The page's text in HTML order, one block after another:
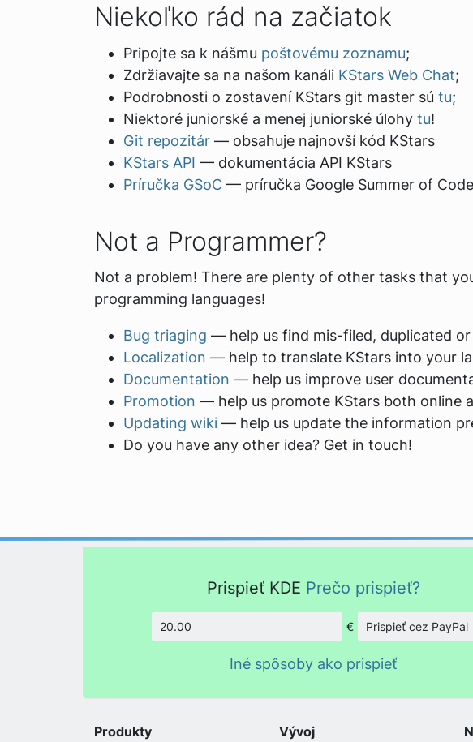
Niekoľko rád na začiatok
Pripojte sa k nášmu poštovému zoznamu;
Zdržiavajte sa na našom kanáli KStars Web Chat;
Podrobnosti o zostavení KStars git master sú tu;
Niektoré juniorské a menej juniorské úlohy tu!
Git repozitár— obsahuje najnovší kód KStars
KStars API — dokumentácia API KStars
Príručka GSoC — príručka Google Summer of
Not a Programmer?
Not a problem! There are plenty of other tasks that
programming languages!
Bug triaging — help us find mis-filed, duplicated
Localization — help to translate KStars into your
Documentation — help us improve user
Promotion — help us promote KStars both online
Updating wiki— help us update the information
Do you have any other idea? Get in touch!
Prispieť KDE Prečo prispieť?
Množstvo
€ Prispieť cez PayPal
Iné spôsoby ako prispieť
Produkty Vývoj